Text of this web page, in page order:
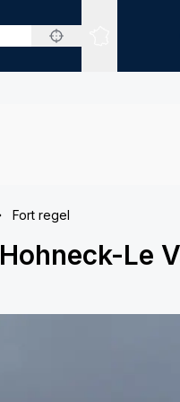
Sites
Fort regel
Hohneck-Le